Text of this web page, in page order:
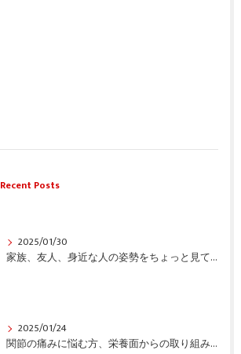
Recent Posts
2025/01/30
家族、友人、身近な人の姿勢をちょっと見てみませんか？
2025/01/24
関節の痛みに悩む方、栄養面からの取り組みも重要ですよ！